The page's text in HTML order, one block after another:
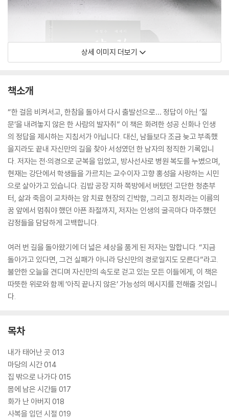
상세 이미지 더보기
책소개
“한 걸음 비켜서고, 한참을 돌아서 다시 출발선으로… 정답이 아닌 ‘질
문’을 내려놓지 않은 한 사람의 발자취” 이 책은 화려한 성공 신화나 인생
의 정답을 제시하는 지침서가 아닙니다. 대신, 남들보다 조금 늦고 부족했
을지라도 끝내 자신만의 길을 찾아 서성였던 한 남자의 정직한 기록입니
다. 저자는 전·의경으로 군복을 입었고, 방사선사로 병원 복도를 누볐으며,
현재는 강단에서 학생들을 가르치는 교수이자 고향 홍성을 사랑하는 시민
으로 살아가고 있습니다. 김밥 공장 지하 쪽방에서 버텼던 고단한 청춘부
터, 삶과 죽음이 교차하는 암 치료 현장의 긴박함, 그리고 정치라는 이름의
꿈 앞에서 멈춰야 했던 아픈 좌절까지, 저자는 인생의 굴곡마다 마주했던
감정들을 담담하게 고백합니다.
여러 번 길을 돌아왔기에 더 넓은 세상을 품게 된 저자는 말합니다. “지금
돌아가고 있다면, 그건 실패가 아니라 당신만의 경로일지도 모른다”라고.
불안한 오늘을 견디며 자신만의 속도로 걷고 있는 모든 이들에게, 이 책은
따뜻한 위로와 함께 ‘아직 끝나지 않은’ 가능성의 메시지를 전해줄 것입니
다.
목차
내가 태어난 곳 013
마당의 시간 014
집 밖으로 나가다 015
몸에 남은 시간들 017
화가 난 아버지 018
사복을 입던 시절 019